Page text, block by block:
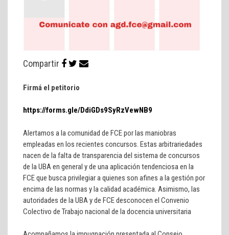
Compartir
Firmá el petitorio
https://forms.gle/DdiGDs9SyRzVewNB9
Alertamos a la comunidad de FCE por las maniobras
empleadas en los recientes concursos. Estas arbitrariedades
nacen de la falta de transparencia del sistema de concursos
de la UBA en general y de una aplicación tendenciosa en la
FCE que busca privilegiar a quienes son afines a la gestión por
encima de las normas y la calidad académica. Asimismo, las
autoridades de la UBA y de FCE desconocen el Convenio
Colectivo de Trabajo nacional de la docencia universitaria